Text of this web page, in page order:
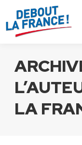
LA
Panneau de gestion